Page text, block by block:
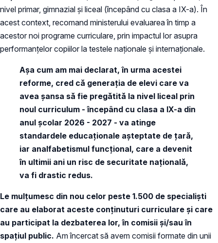
nivel primar, gimnazial și liceal (începând cu clasa a IX-a). În
acest context, recomand ministerului evaluarea în timp a
acestor noi programe curriculare, prin impactul lor asupra
performanțelor copiilor la testele naționale și internaționale.
Așa cum am mai declarat, în urma acestei
reforme, cred că generația de elevi care va
avea șansa să fie pregătită la nivel liceal prin
noul curriculum - începând cu clasa a IX-a din
anul școlar 2026 - 2027 - va atinge
standardele educaționale așteptate de țară,
iar analfabetismul funcțional, care a devenit
în ultimii ani un risc de securitate națională,
va fi drastic redus.
Le mulțumesc din nou celor peste 1.500 de specialiști
care au elaborat aceste conținuturi curriculare și care
au participat la dezbaterea lor, în comisii și/sau în
spațiul public. Am încercat să avem comisii formate din unii